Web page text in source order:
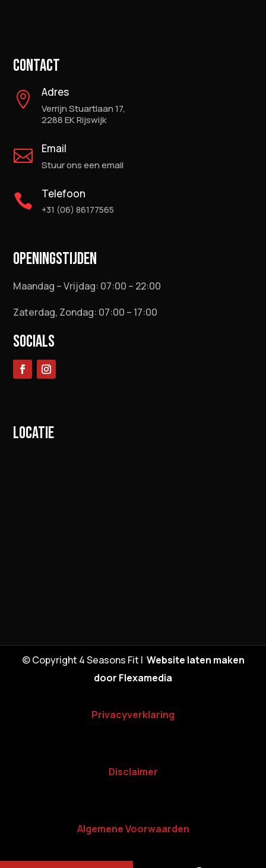
CONTACT
 Adres
Verrijn Stuartlaan 17,
2288 EK Rijswijk
 Email
Stuur ons een email
 Telefoon
+31 (06) 86177565
OPENINGSTIJDEN
Maandag – Vrijdag: 07:00 – 22:00
Zaterdag, Zondag: 07:00 – 17:00
SOCIALS
LOCATIE
© Copyright 4 Seasons Fit | Website laten maken
door Flexamedia
Privacyverklaring
Disclaimer
Algemene Voorwaarden